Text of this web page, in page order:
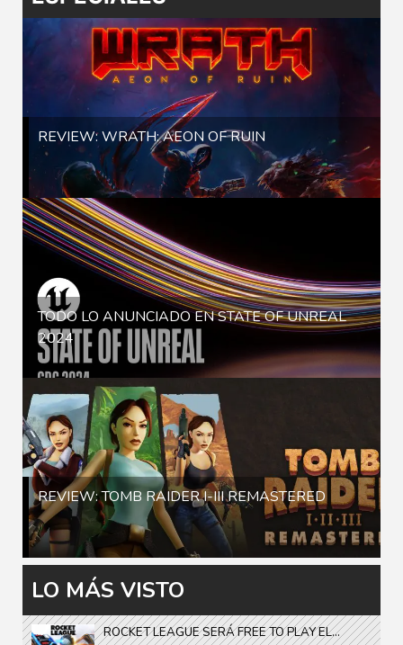
REVIEW: WRATH: AEON OF RUIN
TODO LO ANUNCIADO EN STATE OF UNREAL
2024
REVIEW: TOMB RAIDER I-III REMASTERED
LO MÁS VISTO
ROCKET LEAGUE SERÁ FREE TO PLAY EL...